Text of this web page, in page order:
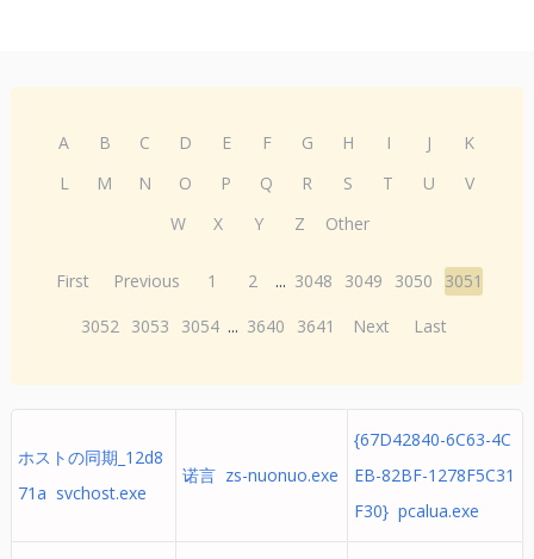
A B C D E F G H I J
K
L
M N O P Q R S T U
V
W
X Y Z Other
First Previous 1 2 ... 3048 3049 3050
3051
3052 3053 3054 ... 3640 3641 Next Last
ホストの同期_12d8
71a svchost.exe
诺言 zs-nuonuo.exe
{67D42840-6C63-4C
EB-82BF-1278F5C31
F30} pcalua.exe